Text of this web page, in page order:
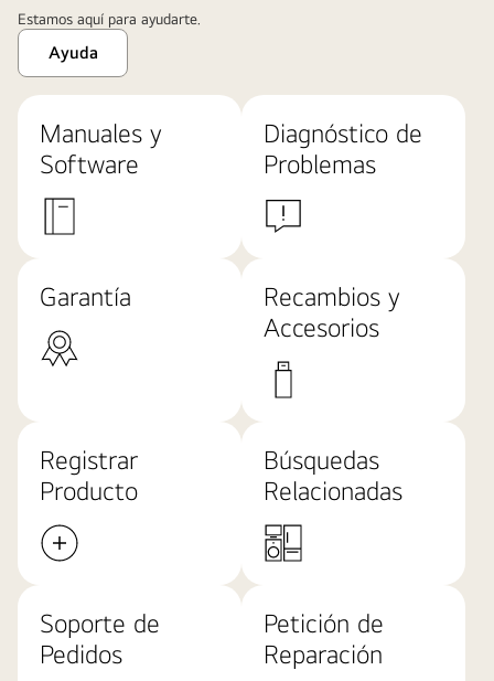
Estamos aquí para ayudarte.
Ayuda
Manuales y
Software
Diagnóstico de
Problemas
Garantía
Recambios y
Accesorios
Registrar
Producto
Búsquedas
Relacionadas
Soporte de
Pedidos
Petición de
Reparación